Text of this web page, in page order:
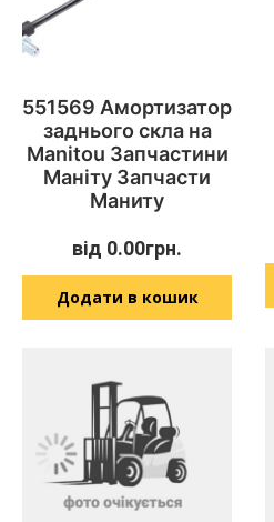
551569 Амортизатор
заднього скла на
Manitou Запчастини
Маніту Запчасти
Маниту
від 0.00грн.
Додати в кошик